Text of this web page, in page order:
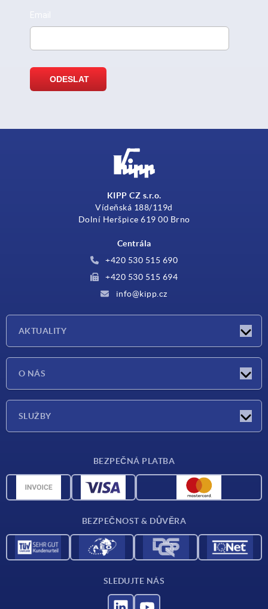
KIPP CZ s.r.o.
Vídeňská 188/119d
Dolní Heršpice 619 00 Brno
Centrála
+420 530 515 690
+420 530 515 694
info@kipp.cz
AKTUALITY
O NÁS
SLUŽBY
CAD data
BEZPEČNÁ PLATBA
BEZPEČNOST & DŮVĚRA
SLEDUJTE NÁS